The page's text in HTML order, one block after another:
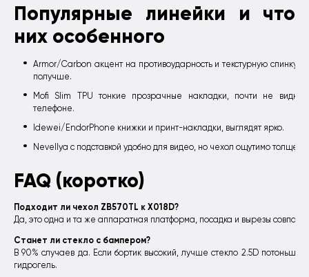
Популярные линейки и что
них особенного
Armor/Carbon акцент на противоударность и текстурную спинку,
получше.
Mofi Slim TPU тонкие прозрачные накладки, почти не видно
телефоне.
Idewei/EndorPhone книжки и принт-накладки, выглядят ярко.
Nevellya с подставкой удобно для видео, но чехол ощутимо толще.
FAQ (коротко)
Подходит ли чехол ZB570TL к X018D?
Да, это одна и та же аппаратная платформа, посадка и вырезы
Станет ли стекло с бампером?
В 90% случаев да. Если бортик высокий, лучше стекло 2.5D потоньше
гидрогель.